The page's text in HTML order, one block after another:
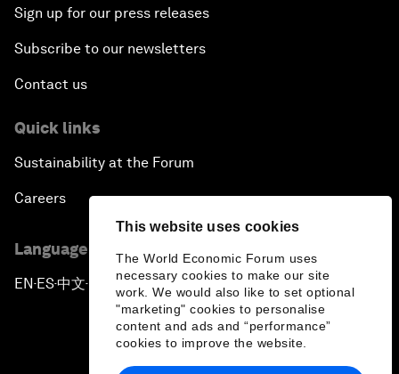
This website uses cookies
The World Economic Forum uses
necessary cookies to make our site
work. We would also like to set optional
"marketing" cookies to personalise
content and ads and “performance”
cookies to improve the website.
Sign up for our press releases
Subscribe to our newsletters
Contact us
Quick links
Sustainability at the Forum
Careers
Language editions
EN ▪ES▪中文▪ 日本語